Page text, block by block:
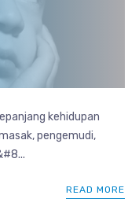
kehidupan
pengemudi,
READ MORE